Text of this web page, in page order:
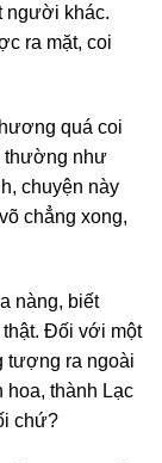
người khác.
ra mặt, coi
quá coi
thường như
chuyện này
chẳng xong,
nàng, biết
Đối với một
tượng ra ngoài
thành Lạc
chứ?